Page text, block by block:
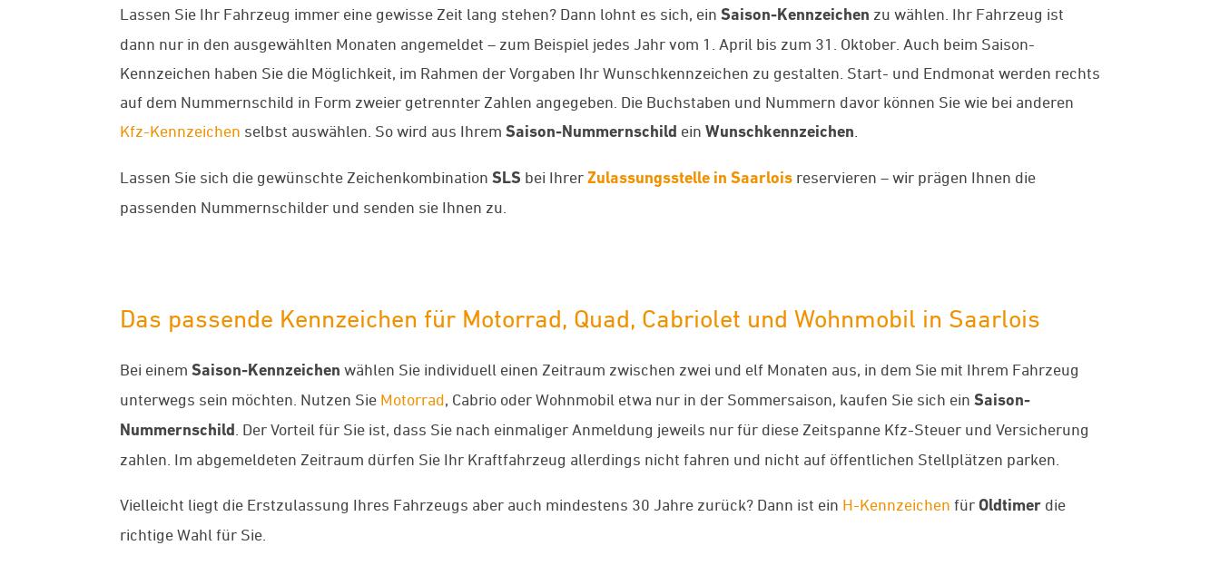
Lassen Sie Ihr Fahrzeug immer eine gewisse Zeit lang stehen? Dann lohnt es sich, ein Saison-Kennzeichen zu wählen. Ihr Fahrzeug ist
dann nur in den ausgewählten Monaten angemeldet – zum Beispiel jedes Jahr vom 1. April bis zum 31. Oktober. Auch beim Saison-
Kennzeichen haben Sie die Möglichkeit, im Rahmen der Vorgaben Ihr Wunschkennzeichen zu gestalten. Start- und Endmonat werden rechts
auf dem Nummernschild in Form zweier getrennter Zahlen angegeben. Die Buchstaben und Nummern davor können Sie wie bei anderen
Kfz-Kennzeichen selbst auswählen. So wird aus Ihrem Saison-Nummernschild ein Wunschkennzeichen
Lassen Sie sich die gewünschte Zeichenkombination SLS bei Ihrer Zulassungsstelle in Saarlois reservieren – wir prägen Ihnen die
passenden Nummernschilder und senden sie Ihnen zu.
Das passende Kennzeichen für Motorrad, Quad, Cabriolet und Wohnmobil in Saarlois
Bei einem Saison-Kennzeichen wählen Sie individuell einen Zeitraum zwischen zwei und elf Monaten aus, in dem Sie mit Ihrem Fahrzeug
unterwegs sein möchten. Nutzen Sie Motorrad, Cabrio oder Wohnmobil etwa nur in der Sommersaison, kaufen Sie sich ein Saison-
Nummernschild . Der Vorteil für Sie ist, dass Sie nach einmaliger Anmeldung jeweils nur für diese Zeitspanne Kfz-Steuer und Versicherung
zahlen. Im abgemeldeten Zeitraum dürfen Sie Ihr Kraftfahrzeug allerdings nicht fahren und nicht auf öffentlichen Stellplätzen parken.
Vielleicht liegt die Erstzulassung Ihres Fahrzeugs aber auch mindestens 30 Jahre zurück? Dann ist ein H-Kennzeichen für Oldtimer die
richtige Wahl für Sie.